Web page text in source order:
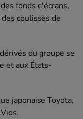
fonds d'écrans,
coulisses de
du groupe se
et aux États-
japonaise Toyota,